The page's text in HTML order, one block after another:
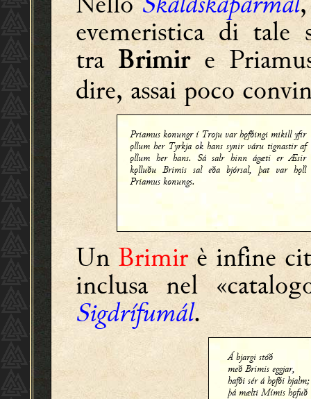
evemeristica di tale
tra Brimir e
dire, assai poco
Priamus konungr í Troju var hǫfðingi mikill yfir
ǫllum her Tyrkja ok hans synir váru tignastir af
ǫllum her hans. Sá salr hinn ágæti er Æsir
kǫlluðu Brimis sal eða bjórsal, þat var hǫll
Priamus konungs.
UnBrimirè infine
inclusa nel
Sigdrífumál.
Á bjargi stóð
með Brimis eggjar,
hafði sér á hǫfði hjalm;
þá mælti Mímis hǫfuð